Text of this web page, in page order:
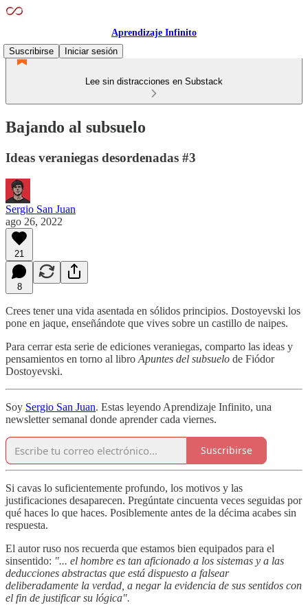
Aprendizaje Infinito
Suscribirse
Iniciar sesión
Lee sin distracciones en Substack
Bajando al subsuelo
Ideas veraniegas desordenadas #3
Sergio San Juan
ago 26, 2022
21
8
Crees tener una vida asentada en sólidos principios. Dostoyevski los
pone en jaque, enseñándote que vives sobre un castillo de naipes.
Para cerrar esta serie de ediciones veraniegas, comparto las ideas y
pensamientos en torno al libro Apuntes del subsuelo de Fiódor
Dostoyevski.
Soy Sergio San Juan. Estas leyendo Aprendizaje Infinito, una
newsletter semanal donde aprender cada viernes.
Suscribirse
Si cavas lo suficientemente profundo, los motivos y las
justificaciones desaparecen. Pregúntate cincuenta veces seguidas por
qué haces lo que haces. Posiblemente antes de la décima acabes sin
respuesta.
El autor ruso nos recuerda que estamos bien equipados para el
sinsentido: "... el hombre es tan aficionado a los sistemas y a las
deducciones abstractas que está dispuesto a falsear
deliberadamente la verdad, a negar la evidencia de sus sentidos con
el fin de justificar su lógica".